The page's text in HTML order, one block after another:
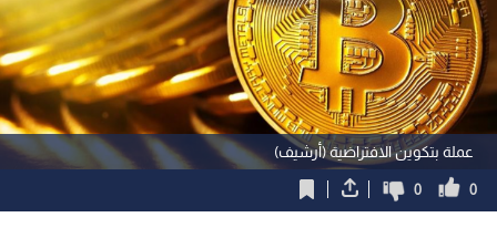
عملة بتكوين الافتراضية (أرشيف)
0
0